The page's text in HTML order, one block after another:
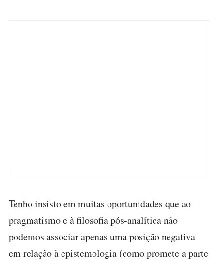
Tenho insisto em muitas oportunidades que ao
pragmatismo e à filosofia pós-analítica não
podemos associar apenas uma posição negativa
em relação à epistemologia (como promete a parte